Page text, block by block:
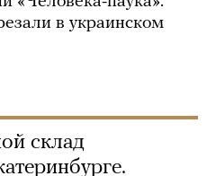
в украинском
склад